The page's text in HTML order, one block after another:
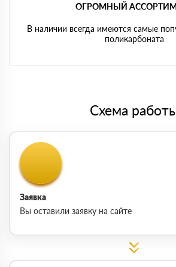
ОГРОМНЫЙ
В наличии всегда имеются самые
поликарбоната
Схема
Заявка
Вы оставили заявку на сайте